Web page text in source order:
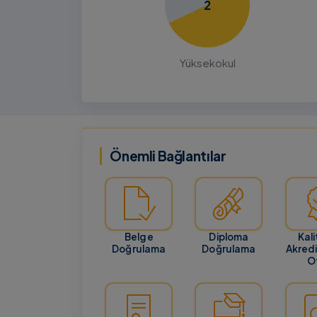
BILGILENDIRME GENEL
Tarihlerinin Güncellenmesi
nedeniyle Enstitümüzün Yüksek
2
Yüksekokul
Önemli Bağlantılar
Belge
Doğrulama
Diploma
Doğrulama